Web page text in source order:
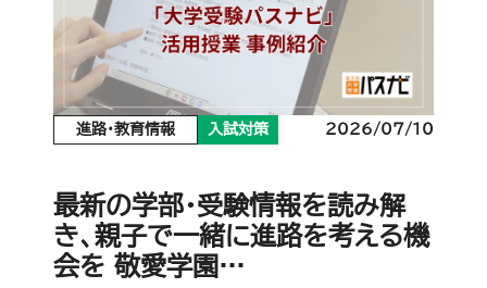
進路・教育情報 入試対策 2026/07/10
最新の学部・受験情報を読み解
き、親子で一緒に進路を考える機
会を 敬愛学園…